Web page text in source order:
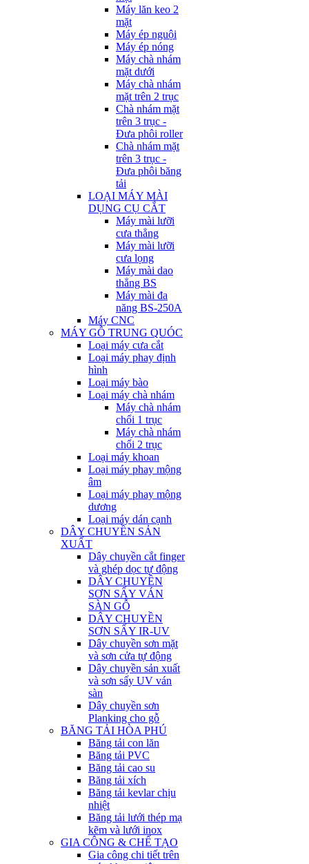
Máy lăn keo 2
mặt
Máy ép nguội
Máy ép nóng
Máy chà nhám
mặt dưới
Máy chà nhám
mặt trên 2 trục
Chà nhám mặt
trên 3 trục -
Đưa phôi roller
Chà nhám mặt
trên 3 trục -
Đưa phôi băng
tải
LOẠI MÁY MÀI
DỤNG CỤ CẮT
Máy mài lưỡi
cưa thẳng
Máy mài lưỡi
cưa lọng
Máy mài dao
thẳng BS
Máy mài đa
năng BS-250A
Máy CNC
MÁY GỖ TRUNG QUÓC
Loại máy cưa cắt
Loại máy phay định
hình
Loại máy bào
Loại máy chà nhám
Máy chà nhám
chổi 1 trục
Máy chà nhám
chổi 2 trục
Loại máy khoan
Loại máy phay mộng
âm
Loại máy phay mộng
dương
Loại máy dán cạnh
DÂY CHUYỀN SẢN
XUẤT
Dây chuyền cắt finger
và ghép dọc tự động
DÂY CHUYỀN
SƠN SẤY VÁN
SÀN GỖ
DÂY CHUYỀN
SƠN SẤY IR-UV
Dây chuyền sơn mặt
và sơn cửa tự động
Dây chuyền sản xuất
và sơn sấy UV ván
sàn
Dây chuyền sơn
Planking cho gỗ
BĂNG TẢI HÒA PHÚ
Băng tải con lăn
Băng tải PVC
Băng tải cao su
Băng tải xích
Băng tải kevlar chịu
nhiệt
Băng tải lưới thép mạ
kẽm và lưới inox
GIA CÔNG & CHẾ TẠO
Gia công chi tiết trên